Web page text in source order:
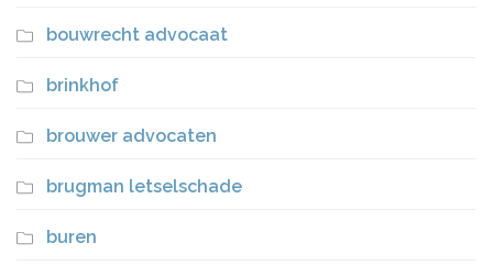
bouwrecht advocaat
brinkhof
brouwer advocaten
brugman letselschade
buren